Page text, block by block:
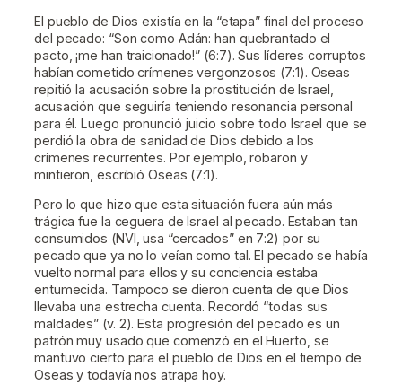
El pueblo de Dios existía en la “etapa” final del proceso
del pecado: “Son como Adán: han quebrantado el
pacto, ¡me han traicionado!” (6:7). Sus líderes corruptos
habían cometido crímenes vergonzosos (7:1). Oseas
repitió la acusación sobre la prostitución de Israel,
acusación que seguiría teniendo resonancia personal
para él. Luego pronunció juicio sobre todo Israel que se
perdió la obra de sanidad de Dios debido a los
crímenes recurrentes. Por ejemplo, robaron y
mintieron, escribió Oseas (7:1).
Pero lo que hizo que esta situación fuera aún más
trágica fue la ceguera de Israel al pecado. Estaban tan
consumidos (NVI, usa “cercados” en 7:2) por su
pecado que ya no lo veían como tal. El pecado se había
vuelto normal para ellos y su conciencia estaba
entumecida. Tampoco se dieron cuenta de que Dios
llevaba una estrecha cuenta. Recordó “todas sus
maldades” (v. 2). Esta progresión del pecado es un
patrón muy usado que comenzó en el Huerto, se
mantuvo cierto para el pueblo de Dios en el tiempo de
Oseas y todavía nos atrapa hoy.